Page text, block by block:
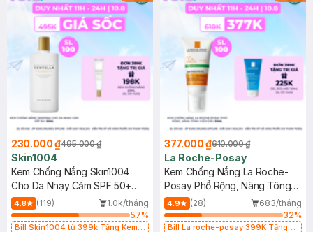
230.000 ₫495.000 ₫
Skin1004
Kem Chống Nắng Skin1004
Cho Da Nhạy Cảm SPF 50+
50ml
4.8 (119)
1.0k/tháng
57%
Bill Skin1004 từ 399k Tặng Kem
377.000 ₫610.000 ₫
La Roche-Posay
Kem Chống Nắng La Roche-
Posay Phổ Rộng, Nâng Tông
Kiềm Dầu 50ml
4.9 (28)
683/tháng
32%
Bill La roche-posay 399K Tặng